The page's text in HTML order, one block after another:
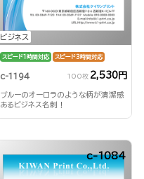
ビジネス
スピード1時間対応 スピード3時間対応
c-1194 100枚 2,530円
ブルーのオーロラのような柄が清潔感
あるビジネス名刺！
c-1084